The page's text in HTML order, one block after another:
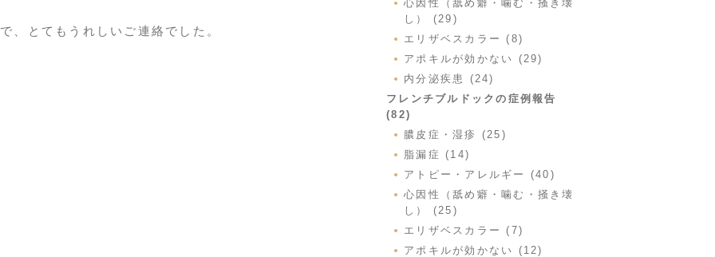
、とてもうれしいご連絡でした。
心因性（舐め癖・噛む・掻き壊
し） (29)
エリザベスカラー (8)
アポキルが効かない (29)
内分泌疾患 (24)
フレンチブルドックの症例報告
(82)
膿皮症・湿疹 (25)
脂漏症 (14)
アトピー・アレルギー (40)
心因性（舐め癖・噛む・掻き壊
し） (25)
エリザベスカラー (7)
アポキルが効かない (12)